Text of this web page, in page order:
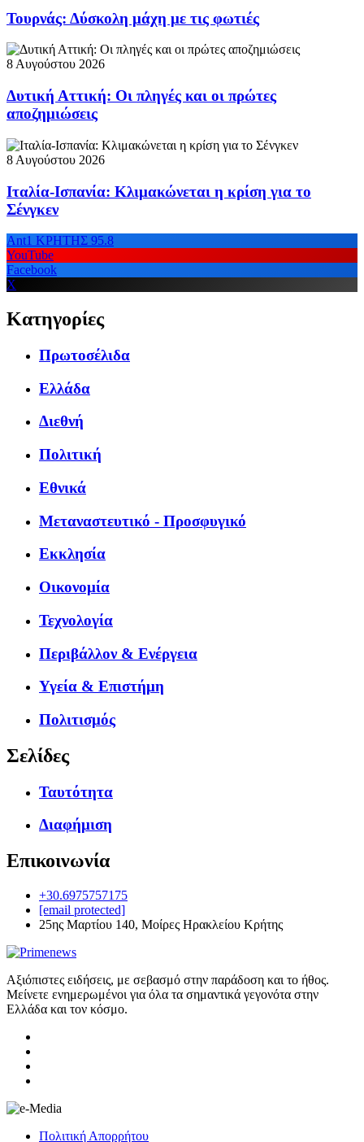
Τουρνάς: Δύσκολη μάχη με τις φωτιές
8 Αυγούστου 2026
Δυτική Αττική: Οι πληγές και οι πρώτες
αποζημιώσεις
8 Αυγούστου 2026
Ιταλία-Ισπανία: Κλιμακώνεται η κρίση για το
Σένγκεν
Ant1 ΚΡΗΤΗΣ 95.8
YouTube
Facebook
X
Κατηγορίες
Πρωτοσέλιδα
Ελλάδα
Διεθνή
Πολιτική
Εθνικά
Μεταναστευτικό - Προσφυγικό
Εκκλησία
Οικονομία
Τεχνολογία
Περιβάλλον & Ενέργεια
Υγεία & Επιστήμη
Πολιτισμός
Σελίδες
Ταυτότητα
Διαφήμιση
Επικοινωνία
+30.6975757175
[email protected]
25ης Μαρτίου 140, Μοίρες Ηρακλείου Κρήτης
Αξιόπιστες ειδήσεις, με σεβασμό στην παράδοση και το ήθος.
Μείνετε ενημερωμένοι για όλα τα σημαντικά γεγονότα στην
Ελλάδα και τον κόσμο.
Πολιτική Απορρήτου